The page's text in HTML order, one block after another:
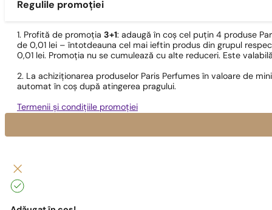
Regulile promoției
1. Profită de promoția 3+1: adaugă în coș cel puțin 4 produse
de 0,01 lei – întotdeauna cel mai ieftin produs din grupul
0,01 lei. Promoția nu se cumulează cu alte reduceri. Este
2. La achiziționarea produselor Paris Perfumes în valoare de
automat în coș după atingerea pragului.
Termenii și condițiile promoției